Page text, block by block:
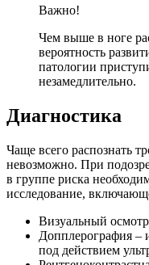
Важно!
Чем выше в ноге
вероятность
патологии
незамедлительно.
Диагностика
Чаще всего распознать
невозможно. При
в группе риска
исследование,
Визуальный
Допплерография –
под действием